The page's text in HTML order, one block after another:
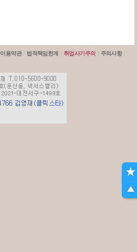
이용약관 법적책임한계 취업사기주의 주의사항